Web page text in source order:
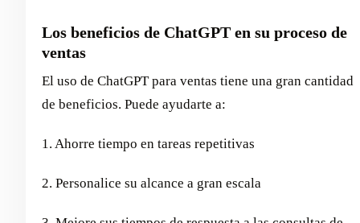
Los beneficios de ChatGPT en su proceso de
ventas
El uso de ChatGPT para ventas tiene una gran cantidad
de beneficios. Puede ayudarte a:
1. Ahorre tiempo en tareas repetitivas
2. Personalice su alcance a gran escala